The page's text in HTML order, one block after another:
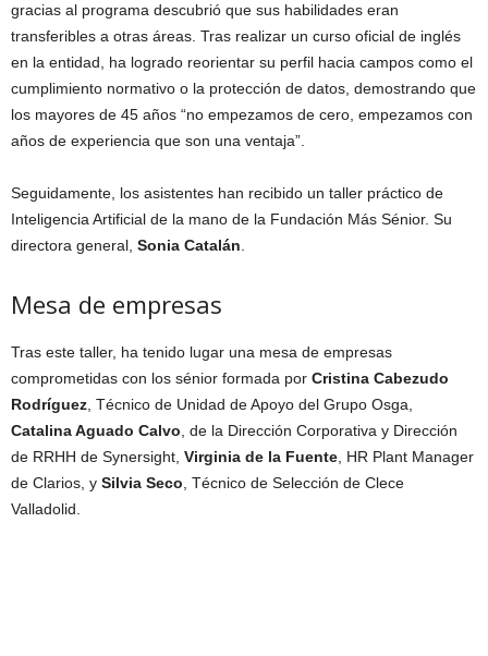
gracias al programa descubrió que sus habilidades eran
transferibles a otras áreas. Tras realizar un curso oficial de inglés
en la entidad, ha logrado reorientar su perfil hacia campos como el
cumplimiento normativo o la protección de datos, demostrando que
los mayores de 45 años “no empezamos de cero, empezamos con
años de experiencia que son una ventaja”.
Seguidamente, los asistentes han recibido un taller práctico de
Inteligencia Artificial de la mano de la Fundación Más Sénior. Su
directora general, Sonia Catalán.
Mesa de empresas
Tras este taller, ha tenido lugar una mesa de empresas
comprometidas con los sénior formada por Cristina Cabezudo
Rodríguez, Técnico de Unidad de Apoyo del Grupo Osga,
Catalina Aguado Calvo, de la Dirección Corporativa y Dirección
de RRHH de Synersight, Virginia de la Fuente, HR Plant Manager
de Clarios, y Silvia Seco, Técnico de Selección de Clece
Valladolid.